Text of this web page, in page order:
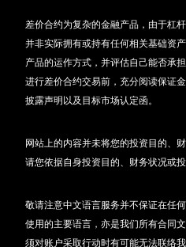
差价合约为复杂的金融产品，由于杠
并非实际拥有或持有任何相关基础资
产品的运作方式，并评估自己能否承
进行差价合约交易前，充分阅读保证
披露声明以及目标市场认定函。
网站上的内容并未将您的投资目的、
请您依据自身投资目的、财务状况或
敬请注意中文语言服务并不保证在任
使用的主要语言，亦是我们所有合同
须对账户采取行动时有可能无法联络